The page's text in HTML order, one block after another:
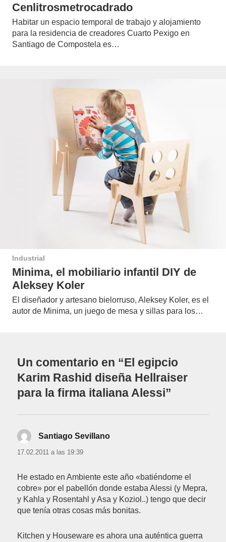
Cenlitrosmetrocadrado
Habitar un espacio temporal de trabajo y alojamiento
para la residencia de creadores Cuarto Pexigo en
Santiago de Compostela es…
Industrial
Minima, el mobiliario infantil DIY de
Aleksey Koler
El diseñador y artesano bielorruso, Aleksey Koler, es el
autor de Minima, un juego de mesa y sillas para los…
Un comentario en “El egipcio
Karim Rashid diseña Hellraiser
para la firma italiana Alessi”
Santiago Sevillano
17.02.2011 a las 19:39
He estado en Ambiente este año «batiéndome el
cobre» por el pabellón donde estaba Alessi (y Mepra,
y Kahla y Rosentahl y Asa y Koziol..) tengo que decir
que tenía otras cosas más bonitas.
Kitchen y Houseware es ahora una auténtica guerra